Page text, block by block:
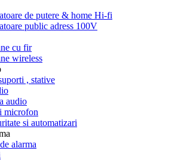
de putere & home Hi-fi
public adress 100V
cu fir
wireless
, stative
audio
microfon
si automatizari
alarma